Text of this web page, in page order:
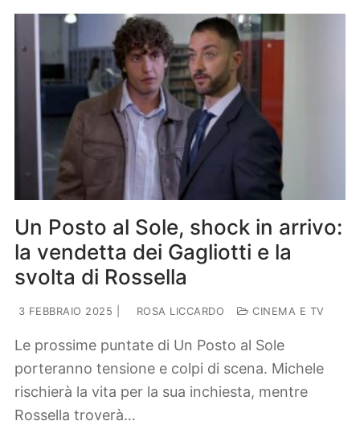
Un Posto al Sole, shock in arrivo:
la vendetta dei Gagliotti e la
svolta di Rossella
3 FEBBRAIO 2025 ROSA LICCARDO CINEMA E TV
Le prossime puntate di Un Posto al Sole
porteranno tensione e colpi di scena. Michele
rischierà la vita per la sua inchiesta, mentre
Rossella troverà…